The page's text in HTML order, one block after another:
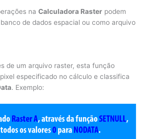
na Calculadora Raster podem
de dados espacial ou como arquivo
de um arquivo raster, esta função
especificado no cálculo e classifica
. Exemplo: